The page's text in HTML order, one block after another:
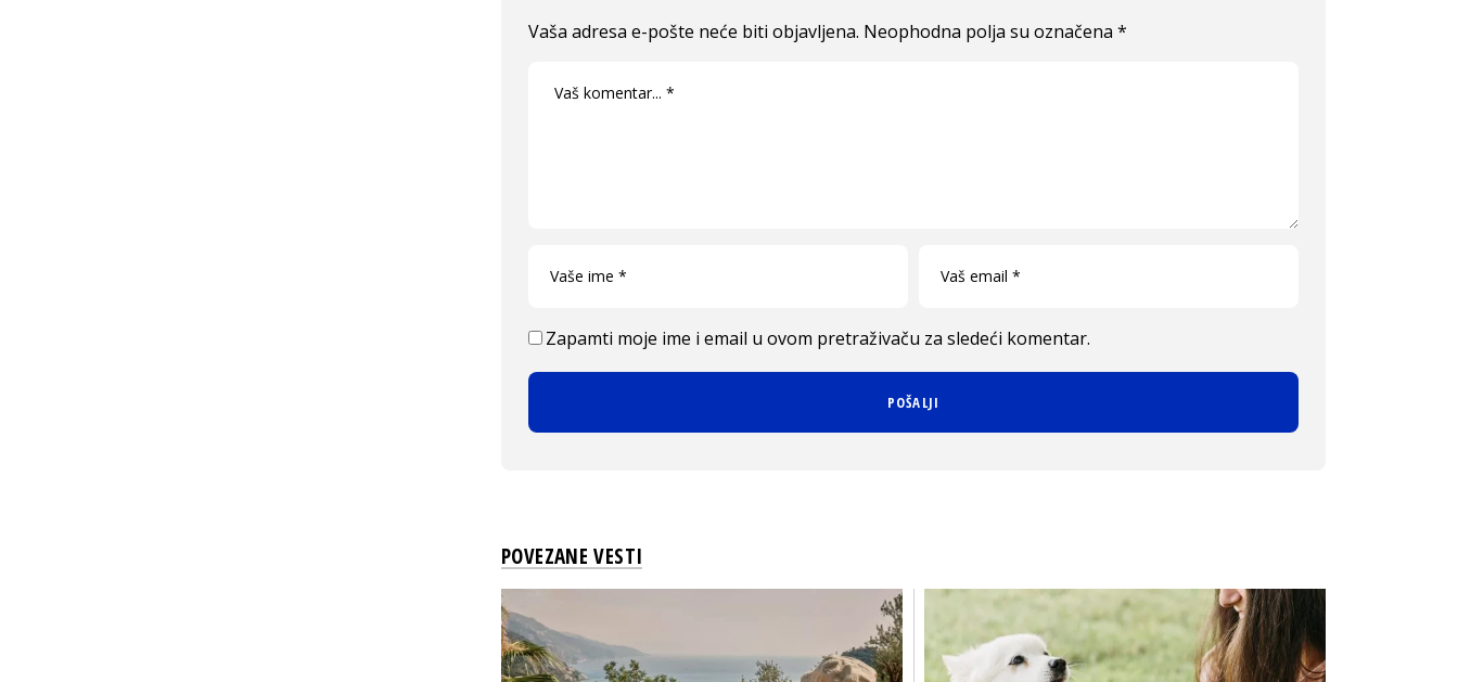
Vaša adresa e-pošte neće biti objavljena. Neophodna polja su označena *
Zapamti moje ime i email u ovom pretraživaču za sledeći komentar.
POVEZANE VESTI